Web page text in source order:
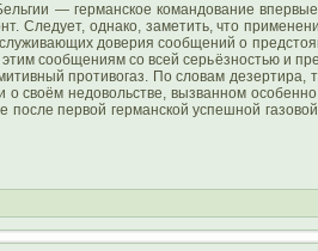
— германское командование
Следует, однако, заметить, что
доверия сообщений о
сообщениям со всей серьёзностью и
противогаз. По словам
своём недовольстве, вызванном
первой германской успешной